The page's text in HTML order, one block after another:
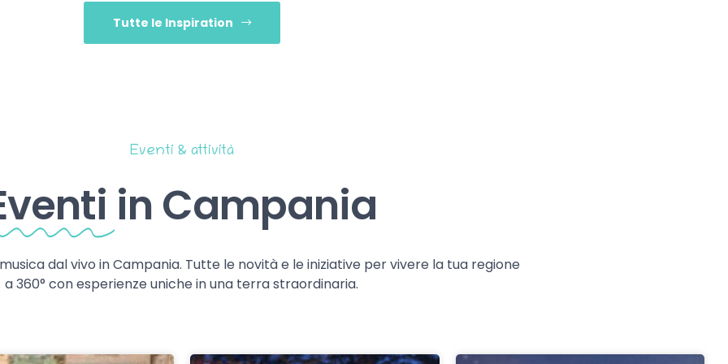
Tutte le Inspiration
Eventi & attività
in Campania
dal vivo in Campania. Tutte le novità e le iniziative per vivere la tua regione
a 360° con esperienze uniche in una terra straordinaria.